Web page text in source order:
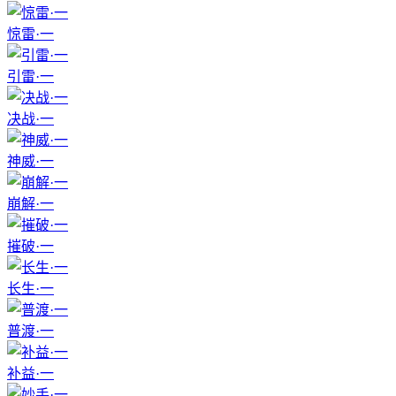
惊雷·一
引雷·一
决战·一
神威·一
崩解·一
摧破·一
长生·一
普渡·一
补益·一